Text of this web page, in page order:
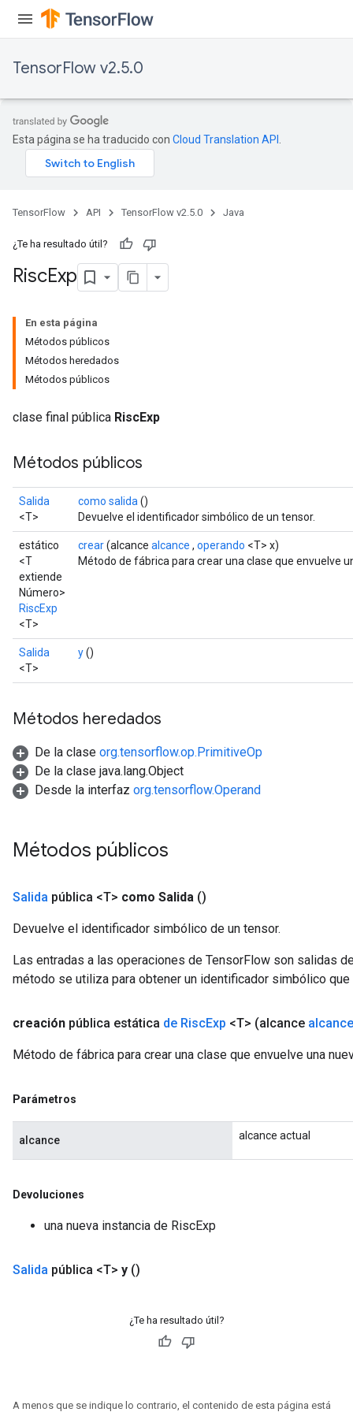
TensorFlow v2.5.0
Esta página se ha traducido con Cloud Translation API
TensorFlow API TensorFlow v2.5.0 Java
¿Te ha resultado útil?
RiscExp
En esta página
Métodos públicos
Métodos heredados
Métodos públicos
clase final pública RiscExp
Métodos públicos
Salida
<T>
como salida ()
Devuelve el identificador simbólico de un tensor.
estático
<T
extiende
Número>
RiscExp
<T>
crear(alcance alcance , operando <T> x)
Método de fábrica para crear una clase que envuelve
Salida
<T>
y()
Métodos heredados
De la clase org.tensorflow.op.PrimitiveOp
De la clase java.lang.Object
Desde la interfaz org.tensorflow.Operand
Métodos públicos
Salida pública <T> como Salida ()
Devuelve el identificador simbólico de un tensor.
Las entradas a las operaciones de TensorFlow son salidas
método se utiliza para obtener un identificador simbólico
creación pública estática de RiscExp <T> (alcance alcance
Método de fábrica para crear una clase que envuelve una
Parámetros
alcance alcance actual
Devoluciones
una nueva instancia de RiscExp
Salida pública <T> y ()
¿Te ha resultado útil?
A menos que se indique lo contrario, el contenido de esta página está